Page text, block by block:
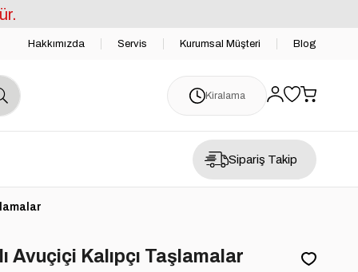
Hakkımızda Servis Kurumsal Müşteri Blog
Kiralama
Sipariş Takip
Avuçiçi Kalıpçı Taşlamalar